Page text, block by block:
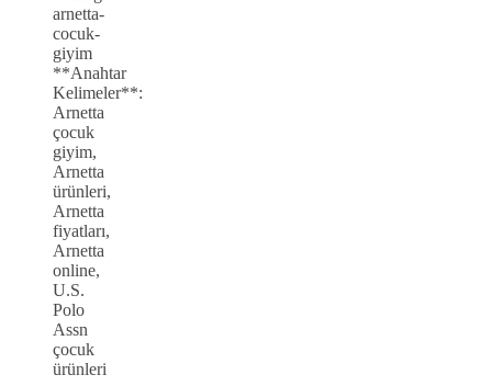
arnetta-
cocuk-
giyim
**Anahtar
Kelimeler**:
Arnetta
çocuk
giyim,
Arnetta
ürünleri,
Arnetta
fiyatları,
Arnetta
online,
U.S.
Polo
Assn
çocuk
ürünleri